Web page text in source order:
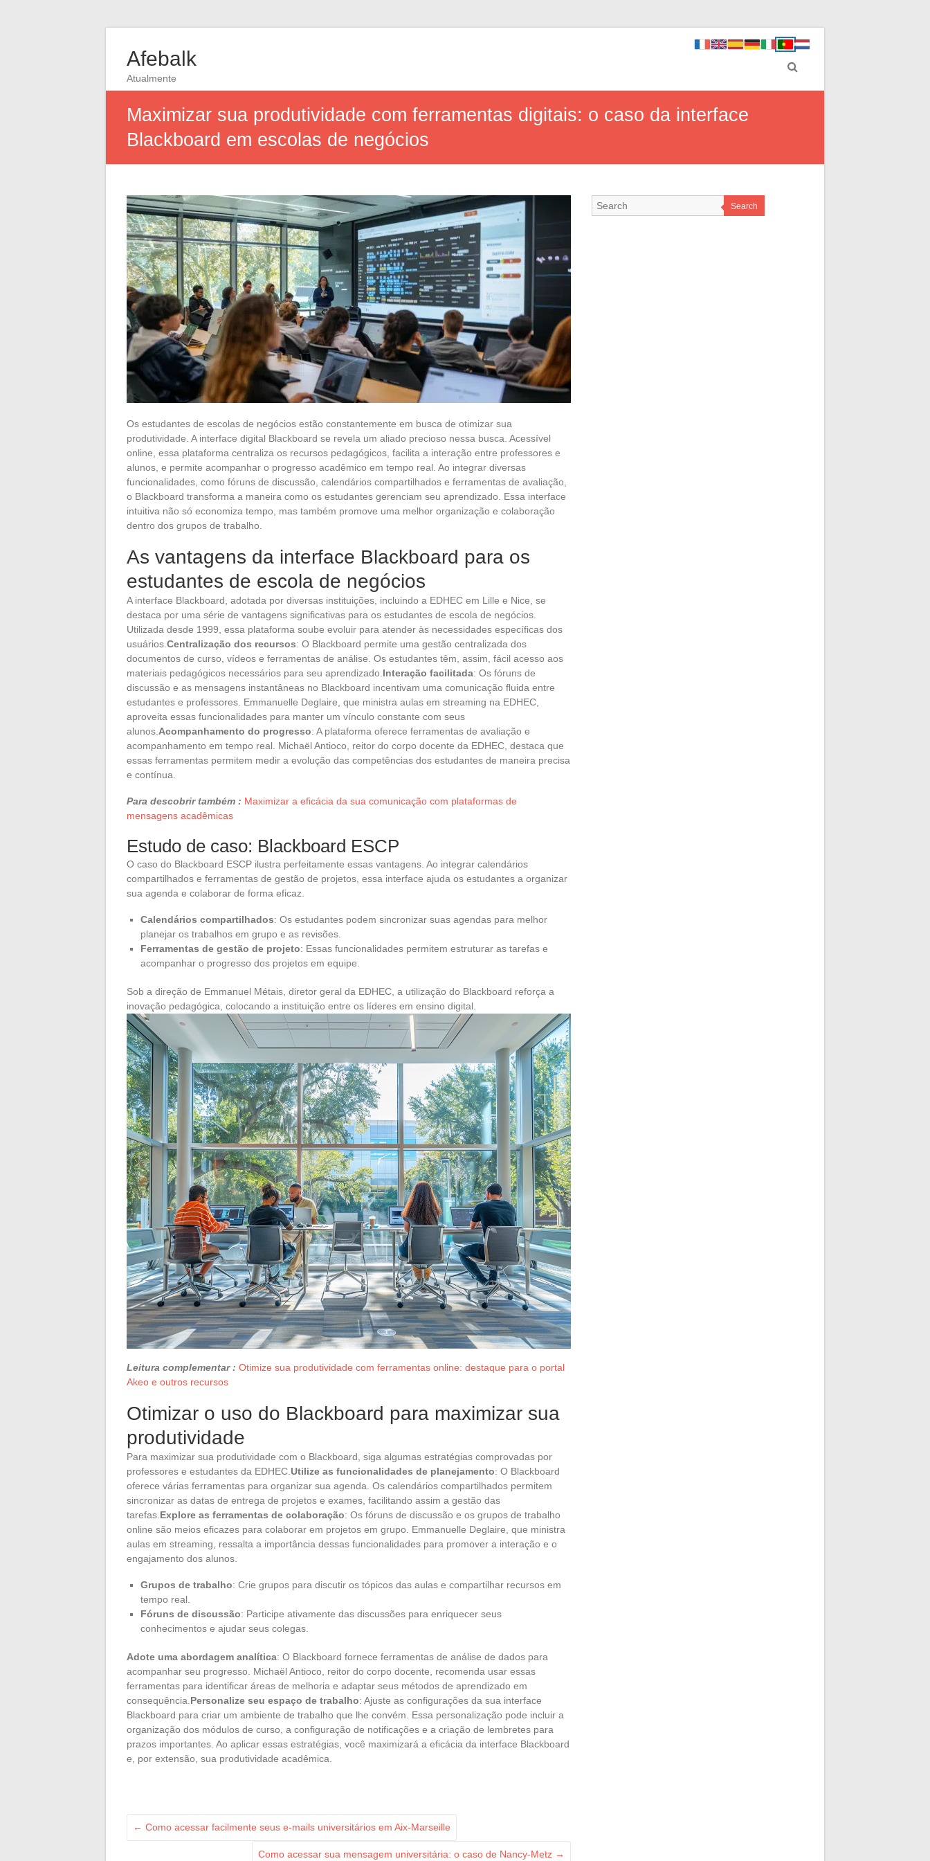
Afebalk
Atualmente
Maximizar sua produtividade com ferramentas digitais: o caso da interface
Blackboard em escolas de negócios
Os estudantes de escolas de negócios estão constantemente em busca de otimizar sua
produtividade. A interface digital Blackboard se revela um aliado precioso nessa busca. Acessível
online, essa plataforma centraliza os recursos pedagógicos, facilita a interação entre professores e
alunos, e permite acompanhar o progresso acadêmico em tempo real. Ao integrar diversas
funcionalidades, como fóruns de discussão, calendários compartilhados e ferramentas de avaliação,
o Blackboard transforma a maneira como os estudantes gerenciam seu aprendizado. Essa interface
intuitiva não só economiza tempo, mas também promove uma melhor organização e colaboração
dentro dos grupos de trabalho.
As vantagens da interface Blackboard para os
estudantes de escola de negócios
A interface Blackboard, adotada por diversas instituições, incluindo a EDHEC em Lille e Nice, se
destaca por uma série de vantagens significativas para os estudantes de escola de negócios.
Utilizada desde 1999, essa plataforma soube evoluir para atender às necessidades específicas dos
usuários. Centralização dos recursos: O Blackboard permite uma gestão centralizada dos
documentos de curso, vídeos e ferramentas de análise. Os estudantes têm, assim, fácil acesso aos
materiais pedagógicos necessários para seu aprendizado. Interação facilitada: Os fóruns de
discussão e as mensagens instantâneas no Blackboard incentivam uma comunicação fluida entre
estudantes e professores. Emmanuelle Deglaire, que ministra aulas em streaming na EDHEC,
aproveita essas funcionalidades para manter um vínculo constante com seus
alunos. Acompanhamento do progresso: A plataforma oferece ferramentas de avaliação e
acompanhamento em tempo real. Michaël Antioco, reitor do corpo docente da EDHEC, destaca que
essas ferramentas permitem medir a evolução das competências dos estudantes de maneira precisa
e contínua.
Para descobrir também : Maximizar a eficácia da sua comunicação com plataformas de
mensagens acadêmicas
Estudo de caso: Blackboard ESCP
O caso do Blackboard ESCP ilustra perfeitamente essas vantagens. Ao integrar calendários
compartilhados e ferramentas de gestão de projetos, essa interface ajuda os estudantes a organizar
sua agenda e colaborar de forma eficaz.
Calendários compartilhados: Os estudantes podem sincronizar suas agendas para melhor
planejar os trabalhos em grupo e as revisões.
Ferramentas de gestão de projeto: Essas funcionalidades permitem estruturar as tarefas e
acompanhar o progresso dos projetos em equipe.
Sob a direção de Emmanuel Métais, diretor geral da EDHEC, a utilização do Blackboard reforça a
inovação pedagógica, colocando a instituição entre os líderes em ensino digital.
Leitura complementar : Otimize sua produtividade com ferramentas online: destaque para o portal
Akeo e outros recursos
Otimizar o uso do Blackboard para maximizar sua
produtividade
Para maximizar sua produtividade com o Blackboard, siga algumas estratégias comprovadas por
professores e estudantes da EDHEC. Utilize as funcionalidades de planejamento: O Blackboard
oferece várias ferramentas para organizar sua agenda. Os calendários compartilhados permitem
sincronizar as datas de entrega de projetos e exames, facilitando assim a gestão das
tarefas. Explore as ferramentas de colaboração: Os fóruns de discussão e os grupos de trabalho
online são meios eficazes para colaborar em projetos em grupo. Emmanuelle Deglaire, que ministra
aulas em streaming, ressalta a importância dessas funcionalidades para promover a interação e o
engajamento dos alunos.
Grupos de trabalho: Crie grupos para discutir os tópicos das aulas e compartilhar recursos em
tempo real.
Fóruns de discussão: Participe ativamente das discussões para enriquecer seus
conhecimentos e ajudar seus colegas.
Adote uma abordagem analítica: O Blackboard fornece ferramentas de análise de dados para
acompanhar seu progresso. Michaël Antioco, reitor do corpo docente, recomenda usar essas
ferramentas para identificar áreas de melhoria e adaptar seus métodos de aprendizado em
consequência. Personalize seu espaço de trabalho: Ajuste as configurações da sua interface
Blackboard para criar um ambiente de trabalho que lhe convém. Essa personalização pode incluir a
organização dos módulos de curso, a configuração de notificações e a criação de lembretes para
prazos importantes. Ao aplicar essas estratégias, você maximizará a eficácia da interface Blackboard
e, por extensão, sua produtividade acadêmica.
← Como acessar facilmente seus e-mails universitários em Aix-Marseille
Como acessar sua mensagem universitária: o caso de Nancy-Metz →
Search